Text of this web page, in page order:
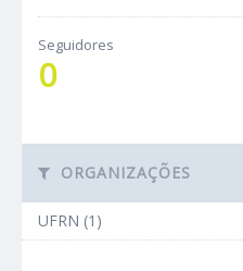
Seguidores
0
ORGANIZAÇÕES
UFRN (1)